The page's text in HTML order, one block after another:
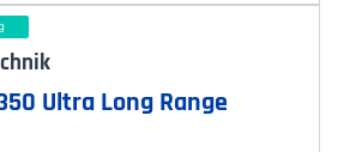
Ultra Long Range